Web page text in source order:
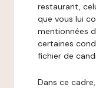
restaurant,
que vous lui
mentionnées
certaines
fichier de
Dans ce